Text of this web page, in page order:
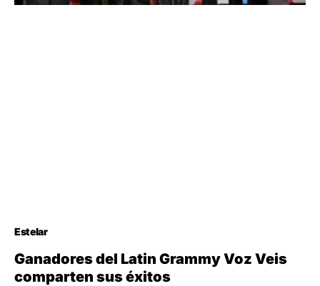
Estelar
Ganadores del Latin Grammy Voz Veis
comparten sus éxitos